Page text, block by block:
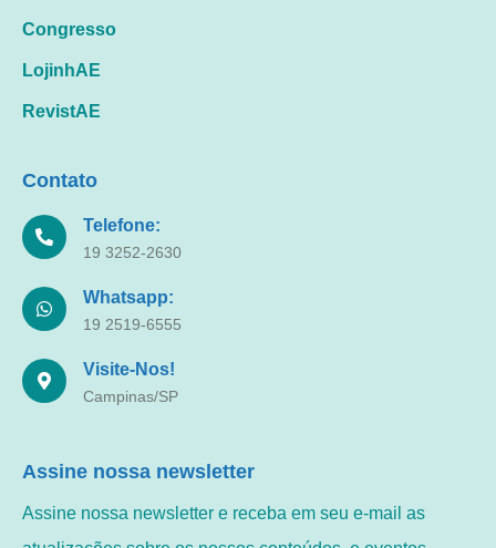
Congresso
LojinhAE
RevistAE
Contato
Telefone:
19 3252-2630
Whatsapp:
19 2519-6555
Visite-Nos!
Campinas/SP
Assine nossa newsletter
Assine nossa newsletter e receba em seu e-mail as